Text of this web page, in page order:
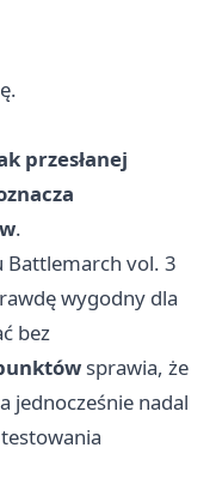
przesłanej
.
Battlemarch vol. 3
wygodny dla
bez
sprawia, że
jednocześnie nadal